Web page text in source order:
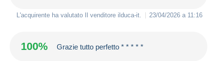
L'acquirente ha valutato Il venditore ilduca-it. 23/04/2026 a 11:16
100% Grazie tutto perfetto * * * * *